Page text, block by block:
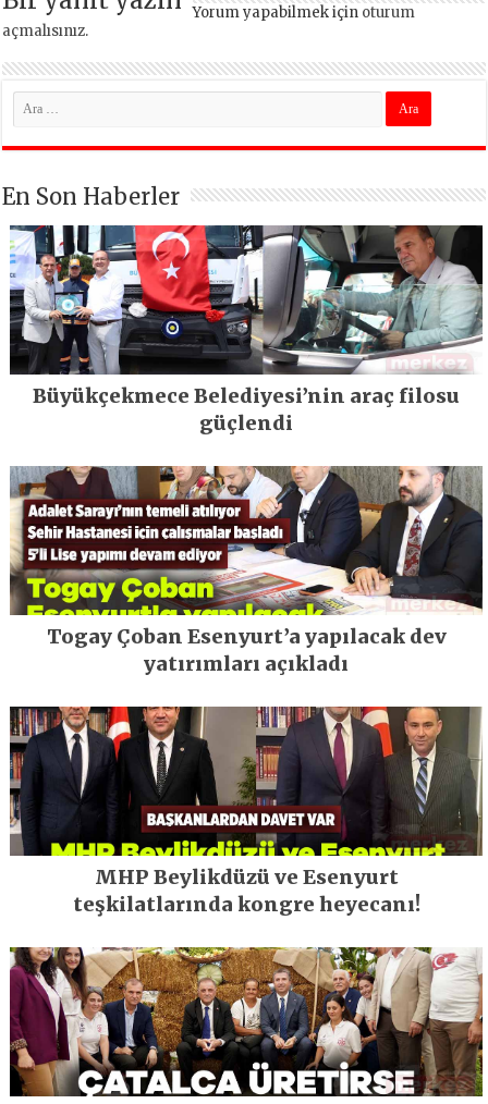
Yorum yapabilmek için oturum
açmalısınız.
En Son Haberler
Büyükçekmece Belediyesi’nin araç filosu
güçlendi
Togay Çoban Esenyurt’a yapılacak dev
yatırımları açıkladı
MHP Beylikdüzü ve Esenyurt
teşkilatlarında kongre heyecanı!